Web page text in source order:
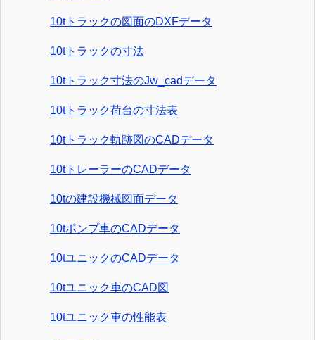
10tトラックの図面のDXFデータ
10tトラックの寸法
10tトラック寸法のJw_cadデータ
10tトラック荷台の寸法表
10tトラック軌跡図のCADデータ
10tトレーラーのCADデータ
10tの建設機械図面データ
10tポンプ車のCADデータ
10tユニックのCADデータ
10tユニック車のCAD図
10tユニック車の性能表